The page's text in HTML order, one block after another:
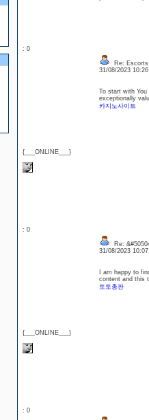
: 0
{___ONLINE___}
Re:
31/08/2023
To start with
exceptionally
카지노사이트
: 0
{___ONLINE___}
Re:
31/08/2023
I am happy to
content and this
토토총판
: 0